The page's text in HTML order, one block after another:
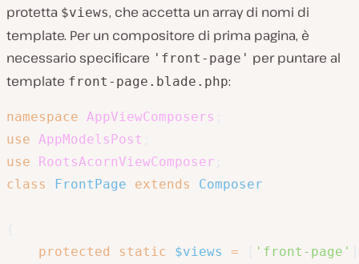
protetta $views, che accetta un array di nomi di
template. Per un compositore di prima pagina, è
necessario specificare 'front-page' per puntare al
template front-page.blade.php:
namespace AppViewComposers
use
AppModelsPost
use
RootsAcornViewComposer
class
FrontPage extends Composer
protected
static $views = 'front-page'